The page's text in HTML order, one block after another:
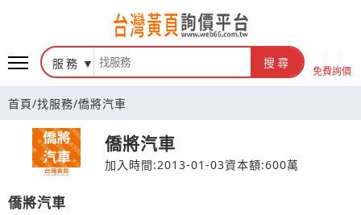
台灣黃頁詢價平台
服務 搜尋
免費詢價
首頁/找服務/僑將汽車
僑將汽車
加入時間:2013-01-03資本額:600萬
僑將汽車